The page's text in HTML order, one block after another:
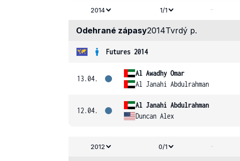
2014 1/1 -
Odehrané zápasy2014Tvrdý p.
Futures 2014
13.04.
Al Awadhy Omar
Al Janahi Abdulrahman
12.04.
Al Janahi Abdulrahman
Duncan Alex
2012 0/1 -